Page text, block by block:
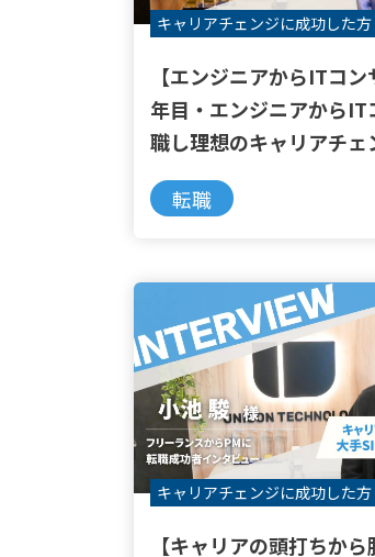
キャリアチェンジに成功した方
【エンジニアからITコ
年目・エンジニアからIT
職し理想のキャリアチェ
転職
キャリアチェンジに成功した方
【キャリアの頭打ちか